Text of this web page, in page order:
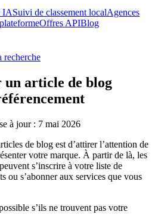
IASuivi de classement localAgences
Offres APIBlog
recherche
un article de blog
à jour : 7 mai 2026
de blog est d’attirer l’attention de
votre marque. À partir de là, les
s’inscrire à votre liste de
ou s’abonner aux services que vous
s’ils ne trouvent pas votre